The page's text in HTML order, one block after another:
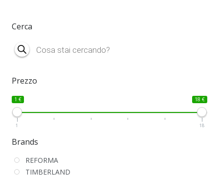
Cerca
Products
search
Prezzo
1 € 18 €
1 18
Brands
REFORMA
TIMBERLAND